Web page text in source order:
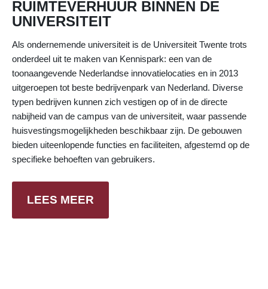
RUIMTEVERHUUR BINNEN DE
UNIVERSITEIT
Als ondernemende universiteit is de Universiteit Twente trots
onderdeel uit te maken van Kennispark: een van de
toonaangevende Nederlandse innovatielocaties en in 2013
uitgeroepen tot beste bedrijvenpark van Nederland. Diverse
typen bedrijven kunnen zich vestigen op of in de directe
nabijheid van de campus van de universiteit, waar passende
huisvestingsmogelijkheden beschikbaar zijn. De gebouwen
bieden uiteenlopende functies en faciliteiten, afgestemd op de
specifieke behoeften van gebruikers.
LEES MEER